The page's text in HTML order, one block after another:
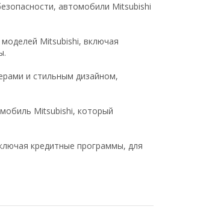
автомобили Mitsubishi
Mitsubishi, включая
и стильным дизайном,
Mitsubishi, который
кредитные программы, для